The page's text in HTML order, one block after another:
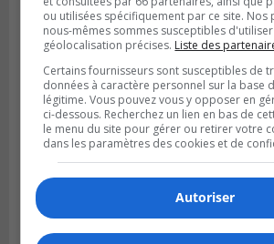
Les Ducs s’inclinent 4‑3 face
dans un match serré à
ou utilisées spécifiquement par ce site. Nos
nous-mêmes sommes susceptibles
géolocalisation précises. Liste des
Certains fournisseurs sont susceptibles de
données à caractère personnel sur la base
légitime. Vous pouvez vous y opposer en
ci-dessous. Recherchez un lien en bas de
le menu du site pour gérer ou retirer votre
dans les paramètres des cookies et de
Autoriser